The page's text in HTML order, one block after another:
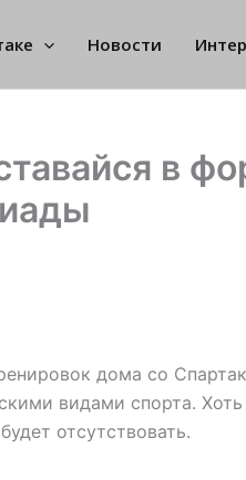
Новости
в
дома со
видами спорта.
отсутствовать.